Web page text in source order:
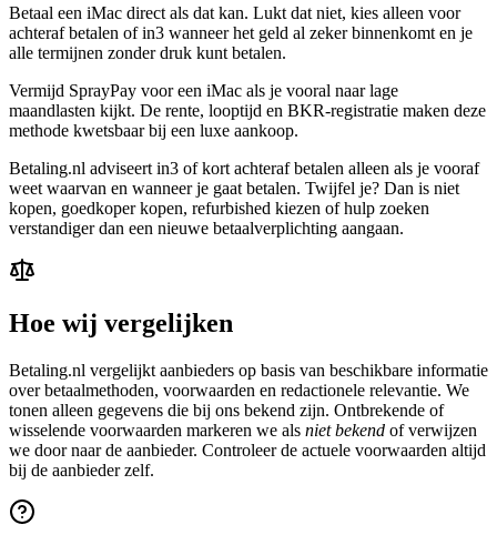
Betaal een iMac direct als dat kan. Lukt dat niet, kies alleen voor
achteraf betalen of in3 wanneer het geld al zeker binnenkomt en je
alle termijnen zonder druk kunt betalen.
Vermijd SprayPay voor een iMac als je vooral naar lage
maandlasten kijkt. De rente, looptijd en BKR-registratie maken deze
methode kwetsbaar bij een luxe aankoop.
Betaling.nl adviseert in3 of kort achteraf betalen alleen als je vooraf
weet waarvan en wanneer je gaat betalen. Twijfel je? Dan is niet
kopen, goedkoper kopen, refurbished kiezen of hulp zoeken
verstandiger dan een nieuwe betaalverplichting aangaan.
Hoe wij vergelijken
Betaling.nl vergelijkt aanbieders op basis van beschikbare informatie
over betaalmethoden, voorwaarden en redactionele relevantie. We
tonen alleen gegevens die bij ons bekend zijn. Ontbrekende of
wisselende voorwaarden markeren we als niet bekend of verwijzen
we door naar de aanbieder. Controleer de actuele voorwaarden altijd
bij de aanbieder zelf.